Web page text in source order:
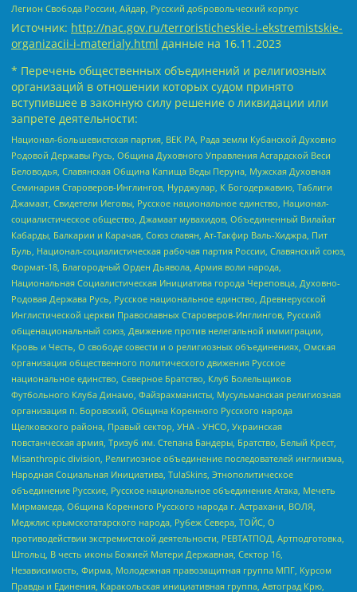
Легион Свобода России, Айдар, Русский добровольческий корпус
Источник: http://nac.gov.ru/terroristicheskie-i-ekstremistskie-
organizacii-i-materialy.html данные на 16.11.2023
* Перечень общественных объединений и религиозных
организаций в отношении которых судом принято
вступившее в законную силу решение о ликвидации или
запрете деятельности:
Национал-большевистская партия, ВЕК РА, Рада земли Кубанской Духовно
Родовой Державы Русь, Община Духовного Управления Асгардской Веси
Беловодья, Славянская Община Капища Веды Перуна, Мужская Духовная
Семинария Староверов-Инглингов, Нурджулар, К Богодержавию, Таблиги
Джамаат, Свидетели Иеговы, Русское национальное единство, Национал-
социалистическое общество, Джамаат мувахидов, Объединенный Вилайат
Кабарды, Балкарии и Карачая, Союз славян, Ат-Такфир Валь-Хиджра, Пит
Буль, Национал-социалистическая рабочая партия России, Славянский союз,
Формат-18, Благородный Орден Дьявола, Армия воли народа,
Национальная Социалистическая Инициатива города Череповца, Духовно-
Родовая Держава Русь, Русское национальное единство, Древнерусской
Инглистической церкви Православных Староверов-Инглингов, Русский
общенациональный союз, Движение против нелегальной иммиграции,
Кровь и Честь, О свободе совести и о религиозных объединениях, Омская
организация общественного политического движения Русское
национальное единство, Северное Братство, Клуб Болельщиков
Футбольного Клуба Динамо, Файзрахманисты, Мусульманская религиозная
организация п. Боровский, Община Коренного Русского народа
Щелковского района, Правый сектор, УНА - УНСО, Украинская
повстанческая армия, Тризуб им. Степана Бандеры, Братство, Белый Крест,
Misanthropic division, Религиозное объединение последователей инглиизма,
Народная Социальная Инициатива, TulaSkins, Этнополитическое
объединение Русские, Русское национальное объединение Атака, Мечеть
Мирмамеда, Община Коренного Русского народа г. Астрахани, ВОЛЯ,
Меджлис крымскотатарского народа, Рубеж Севера, ТОЙС, О
противодействии экстремистской деятельности, РЕВТАТПОД, Артподготовка,
Штольц, В честь иконы Божией Матери Державная, Сектор 16,
Независимость, Фирма, Молодежная правозащитная группа МПГ, Курсом
Правды и Единения, Каракольская инициативная группа, Автоград Крю,